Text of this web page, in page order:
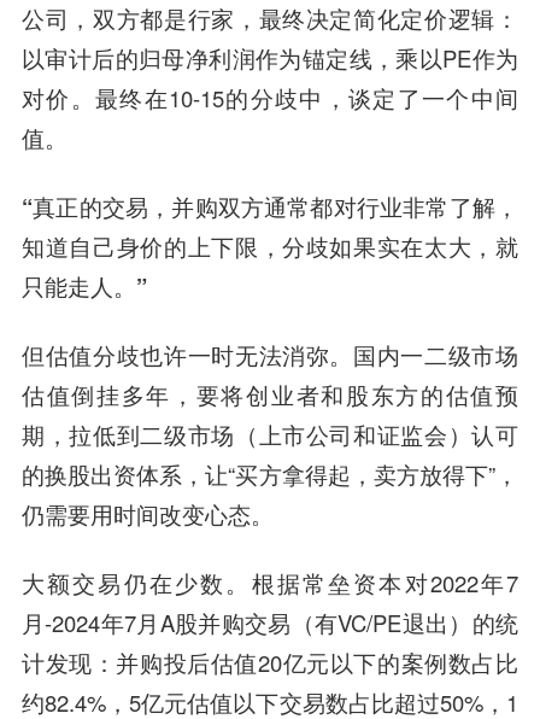
公司，双方都是行家，最终决定简化定价逻辑：
以审计后的归母净利润作为锚定线，乘以PE作为
对价。最终在10-15的分歧中，谈定了一个中间
值。
“真正的交易，并购双方通常都对行业非常了解，
知道自己身价的上下限，分歧如果实在太大，就
只能走人。”
但估值分歧也许一时无法消弥。国内一二级市场
估值倒挂多年，要将创业者和股东方的估值预
期，拉低到二级市场（上市公司和证监会）认可
的换股出资体系，让“买方拿得起，卖方放得下”，
仍需要用时间改变心态。
大额交易仍在少数。根据常垒资本对2022年7
月-2024年7月A股并购交易（有VC/PE退出）的统
计发现：并购投后估值20亿元以下的案例数占比
约82.4%，5亿元估值以下交易数占比超过50%，1